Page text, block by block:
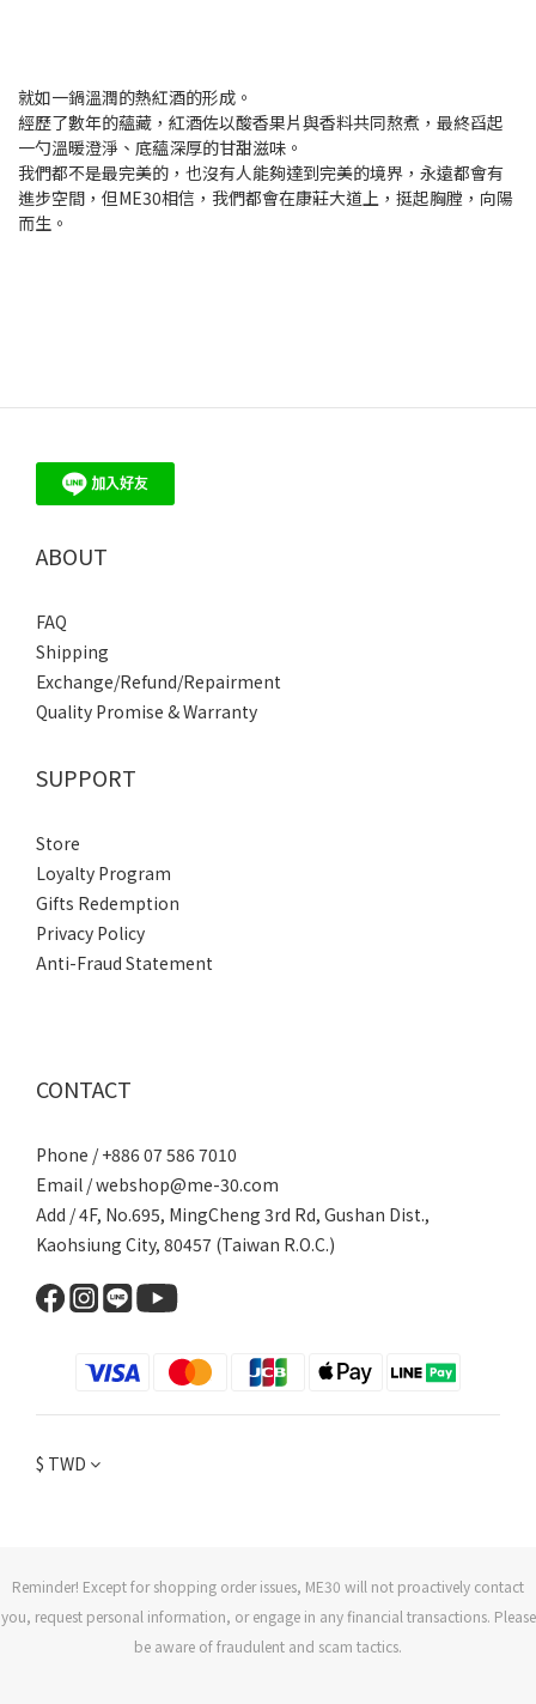
就如一鍋溫潤的熱紅酒的形成。
經歷了數年的蘊藏，紅酒佐以酸香果片與香料共同熬煮，最終舀起
一勺溫暖澄淨、底蘊深厚的甘甜滋味。
我們都不是最完美的，也沒有人能夠達到完美的境界，永遠都會有
進步空間，但ME30相信，我們都會在康莊大道上，挺起胸膛，向陽
而生。
ABOUT
FAQ
Shipping
Exchange/Refund/Repairment
Quality Promise & Warranty
SUPPORT
Store
Loyalty Program
Gifts Redemption
Privacy Policy
Anti-Fraud Statement
CONTACT
Phone / +886 07 586 7010
Email /webshop@me-30.com
Add / 4F, No.695, MingCheng 3rd Rd, Gushan Dist.,
Kaohsiung City, 80457 (Taiwan R.O.C.)
$ TWD
Reminder! Except for shopping order issues, ME30 will not proactively contact
you, request personal information, or engage in any financial transactions. Please
be aware of fraudulent and scam tactics.